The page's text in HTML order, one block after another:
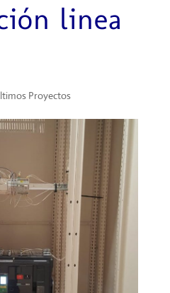
linea
Proyectos